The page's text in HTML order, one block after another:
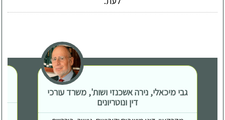
גבי מיכאלי, נירה אשכנזי ושות', משרד עורכי
דין ונוטריונים